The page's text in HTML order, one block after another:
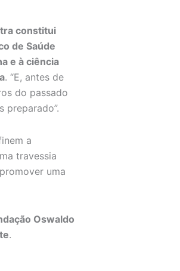
constitui
de Saúde
e à ciência
. “E, antes de
do passado
preparado”.
a
travessia
uma
Oswaldo
.